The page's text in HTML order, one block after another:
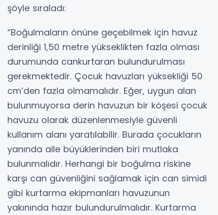
şöyle sıraladı:
“Boğulmaların önüne geçebilmek için havuz
derinliği 1,50 metre yükseklikten fazla olması
durumunda cankurtaran bulundurulması
gerekmektedir. Çocuk havuzları yüksekliği 50
cm’den fazla olmamalıdır. Eğer, uygun alan
bulunmuyorsa derin havuzun bir köşesi çocuk
havuzu olarak düzenlenmesiyle güvenli
kullanım alanı yaratılabilir. Burada çocukların
yanında aile büyüklerinden biri mutlaka
bulunmalıdır. Herhangi bir boğulma riskine
karşı can güvenliğini sağlamak için can simidi
gibi kurtarma ekipmanları havuzunun
yakınında hazır bulundurulmalıdır. Kurtarma